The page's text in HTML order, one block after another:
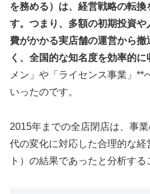
を務める）は、経営戦略の転換
す。つまり、多額の初期投資
費がかかる実店舗の運営から
く、全国的な知名度を効率的に
メン」や「ライセンス事業」**
いったのです。
2015年までの全店閉店は、事
代の変化に対応した合理的な
ト）の結果であったと分析する